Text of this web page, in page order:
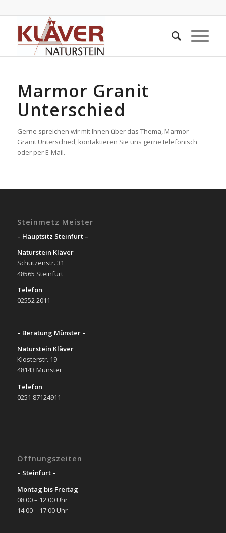
Marmor Granit
Unterschied
Gerne spreichen wir mit Ihnen über das Thema, Marmor
Granit Unterschied, kontaktieren Sie uns gerne telefonisch
oder per E-Mail.
Steinmetz Meister
– Hauptsitz Steinfurt –
Naturstein Kläver
Schützenstr. 31
48565 Steinfurt
Telefon
02552 2011
– Beratung Münster –
Naturstein Kläver
Klosterstr. 19
48143 Münster
Telefon
0251 87124911
Öffnungszeiten
– Steinfurt –
Montag bis Freitag
08:00 – 12:00 Uhr
14:00 – 17:00 Uhr